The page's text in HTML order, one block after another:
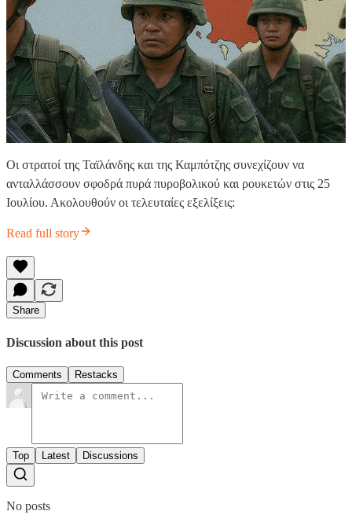
Οι στρατοί της Ταϊλάνδης και της Καμπότζης συνεχίζουν να
ανταλλάσσουν σφοδρά πυρά πυροβολικού και ρουκετών στις 25
Ιουλίου. Ακολουθούν οι τελευταίες εξελίξεις:
Read full story
Share
Discussion about this post
Comments Restacks
Top Latest Discussions
No posts